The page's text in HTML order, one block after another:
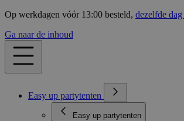
Op werkdagen vóór 13:00 besteld, dezelfde
Ga naar de inhoud
Easy up partytenten
Easy up partytenten